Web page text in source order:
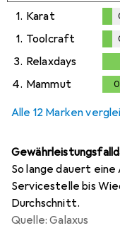
1. Karat
%
1. Toolcraft
%
3. Relaxdays
0,3
4. Mammut
Alle 12 Marken
So lange dauert
Servicestelle bis
Durchschnitt.
Quelle: Galaxus